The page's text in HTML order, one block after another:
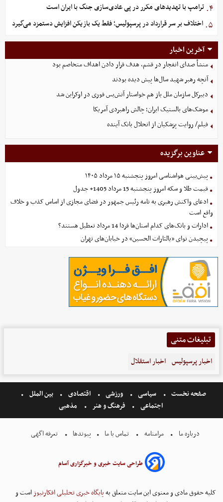
۴. ترامپ با تهدیدهای مکرر در پی عادی‌سازی جنگ با ایران است
۵. اختلاف بر سر قرارداد در پرسپولیس؛ فقط یک بازیکن افزایش دستمزد می‌گیرد
آخرین اخبار
منشأ صدای انفجار در قشم، هدف قرار دادن اهداف متخاصم بود
آنچه رهبر شهید سال‌ها پیش دیده بودند
دبیرکل سازمان ملل باز هم خواستار آتش‌بس فوری در اوکراین شد
موشک‌های بالستیک ایران؛ چالش راهبردی آمریکا
فیلم/ روایت پزشکیان از انحلال بانک آینده
عناوین برگزیده
پیش‌بینی هواشناسی امروز پنجشنبه ۱۵ مرداد ۱۴۰۵
قیمت طلا و سکه امروز پنجشنبه 15 مرداد 1405+ جدول
ادعای واکنش رهبری به نامه رئیس جمهور در فضای مجازی از اساس کذب و خلاف
واقع است
ادارات و بانک‌های کدام استان‌ها فردا 14 مرداد تعطیل هستند؟
پیچیدن نوای «یالثارات الحسین» در خیابان‌های تهران
تبلیغات متنی
اخبار پرسپولیس اخبار استقلال
صفحه نخست سیاسی ورزشی اقتصادی
بین الملل
اجتماعی
فرهنگ و هنر مذهبی
درباره ما مرامنامه تماس با ما پیوندها تعرفه اگهی
طراحی سایت خبری و خبرگزاری آسام
کلیه حقوق مادی و معنوی این سایت متعلق بهپایگاه خبری تحلیلی افکارنیوزاست و